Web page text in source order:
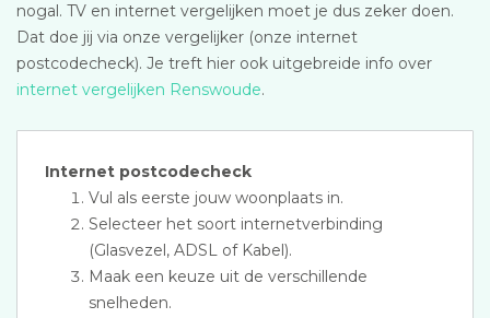
nogal. TV en internet vergelijken moet je dus zeker doen.
Dat doe jij via onze vergelijker (onze internet
postcodecheck). Je treft hier ook uitgebreide info over
internet vergelijken Renswoude.
Internet postcodecheck
Vul als eerste jouw woonplaats in.
Selecteer het soort internetverbinding
(Glasvezel, ADSL of Kabel).
Maak een keuze uit de verschillende
snelheden.